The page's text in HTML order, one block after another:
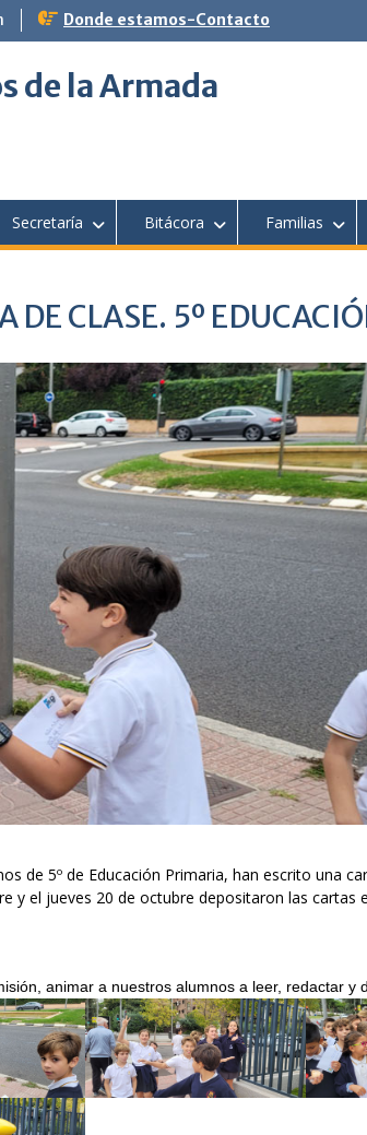
Donde estamos-Contacto
de la Armada
Secretaría Bitácora Familias
DE CLASE. 5º
de 5º de Educación Primaria, han escrito una
y el jueves 20 de octubre depositaron las cartas
animar a nuestros alumnos a leer, redactar y